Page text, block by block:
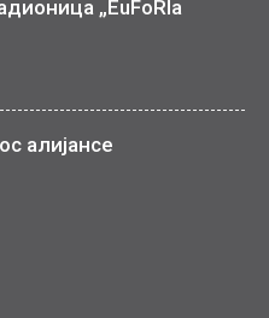
„EuFoRIa
алијансе